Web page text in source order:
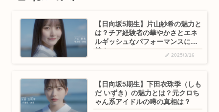
【日向坂5期生】片山紗希の魅力と
は？チア経験者の華やかさとエネ
ルギッシュなパフォーマンスに期
待！
2025/3/16
【日向坂5期生】下田衣珠季（しも
だ いずき）の魅力とは？元クロち
ゃん系アイドルの噂の真相は？